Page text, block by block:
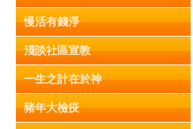
慢活有錢淨
淺談社區宣教
一生之計在於神
豬年大檢疫